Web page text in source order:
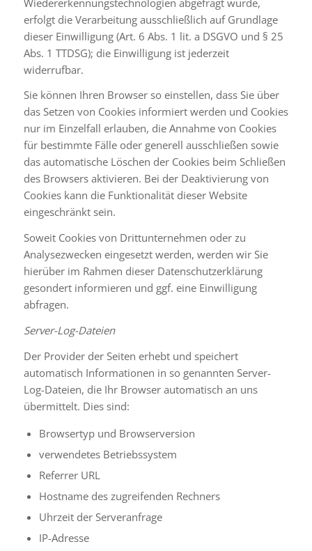
erfolgt die Verarbeitung ausschließlich auf Grundlage
dieser Einwilligung (Art. 6 Abs. 1 lit. a DSGVO und § 25
Abs. 1 TTDSG); die Einwilligung ist jederzeit
widerrufbar.
Sie können Ihren Browser so einstellen, dass Sie über
das Setzen von Cookies informiert werden und Cookies
nur im Einzelfall erlauben, die Annahme von Cookies
für bestimmte Fälle oder generell ausschließen sowie
das automatische Löschen der Cookies beim Schließen
des Browsers aktivieren. Bei der Deaktivierung von
Cookies kann die Funktionalität dieser Website
eingeschränkt sein.
Soweit Cookies von Drittunternehmen oder zu
Analysezwecken eingesetzt werden, werden wir Sie
hierüber im Rahmen dieser Datenschutzerklärung
gesondert informieren und ggf. eine Einwilligung
abfragen.
Server-Log-Dateien
Der Provider der Seiten erhebt und speichert
automatisch Informationen in so genannten Server-
Log-Dateien, die Ihr Browser automatisch an uns
übermittelt. Dies sind:
Browsertyp und Browserversion
verwendetes Betriebssystem
Referrer URL
Hostname des zugreifenden Rechners
Uhrzeit der Serveranfrage
IP-Adresse